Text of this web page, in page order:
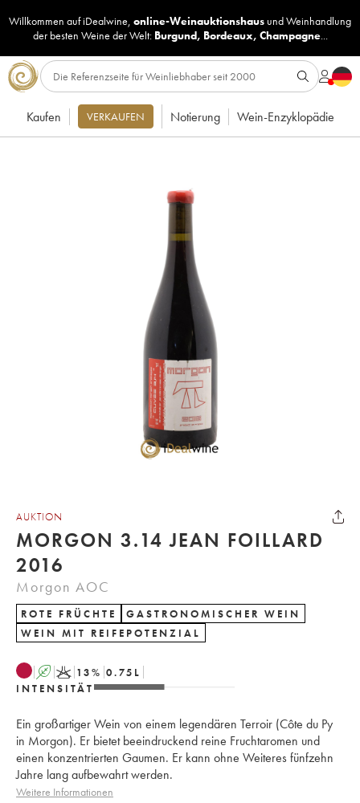
Willkommen auf iDealwine, online-Weinauktionshaus undWeinhandlung
der besten Weine der Welt: Burgund, Bordeaux, Champagne...
Kaufen VERKAUFEN Notierung Wein-Enzyklopädie
AUKTION
MORGON 3.14 JEAN FOILLARD
2016
Morgon AOC
ROTE FRÜCHTE
GASTRONOMISCHER WEIN
WEIN MIT REIFEPOTENZIAL
A K 13% 0.75 L
INTENSITÄT
Ein großartiger Wein von einem legendären Terroir (Côte du Py
in Morgon). Er bietet beeindruckend reine Fruchtaromen und
einen konzentrierten Gaumen. Er kann ohne Weiteres fünfzehn
Jahre lang aufbewahrt werden.
Weitere Informationen